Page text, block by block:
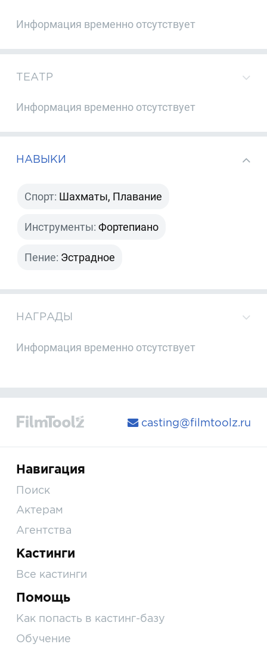
Информация временно отсутствует
ТЕАТР
Информация временно отсутствует
НАВЫКИ
Спорт: Шахматы, Плавание
Инструменты: Фортепиано
Пение: Эстрадное
НАГРАДЫ
Информация временно отсутствует
casting@filmtoolz.ru
Навигация
Поиск
Актерам
Агентства
Кастинги
Все кастинги
Помощь
Как попасть в кастинг-базу
Обучение